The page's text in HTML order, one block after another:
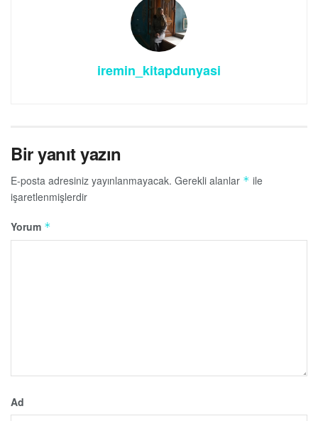
iremin_kitapdunyasi
Bir yanıt yazın
E-posta adresiniz yayınlanmayacak. Gerekli alanlar * ile
işaretlenmişlerdir
Yorum *
Ad